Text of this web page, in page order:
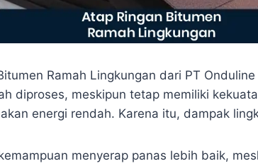
Ramah Lingkungan dari PT
diproses, meskipun tetap memiliki
energi rendah. Karena itu, dampak
menyerap panas lebih baik,